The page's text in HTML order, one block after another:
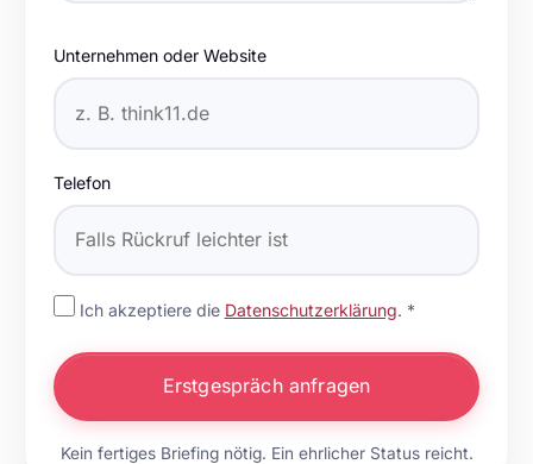
Unternehmen oder Website
Telefon
Ich akzeptiere die Datenschutzerklärung. *
Erstgespräch anfragen
Kein fertiges Briefing nötig. Ein ehrlicher Status reicht.